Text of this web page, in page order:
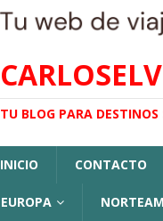
TU BLOG PARA DESTINOS
INICIO CONTACTO
EUROPA